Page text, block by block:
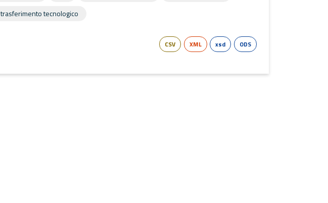
trasferimento tecnologico
CSV XML xsd ODS